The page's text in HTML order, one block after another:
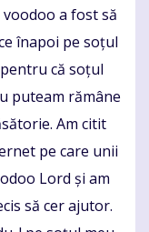
a fost să
înapoi pe soțul
că soțul
puteam rămâne
Am citit
pe care unii
Lord și am
să cer ajutor.